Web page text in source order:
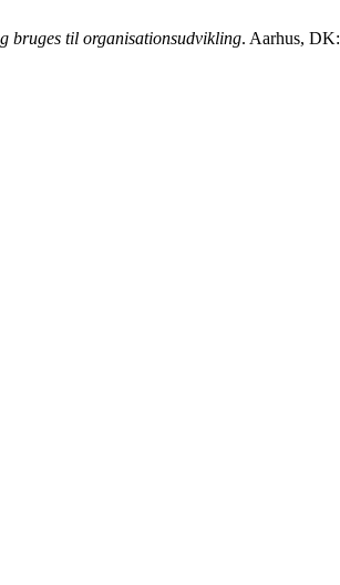
bruges til organisationsudvikling. Aarhus,